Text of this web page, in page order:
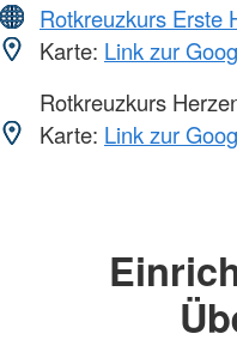
Rotkreuzkurs Erste
Karte: Link zur
Rotkreuzkurs
Karte: Link zur